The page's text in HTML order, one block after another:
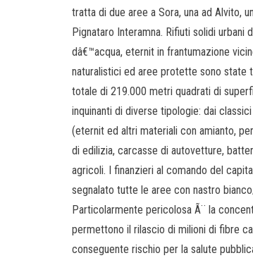
tratta di due aree a Sora, una ad Alvito,
Pignataro Interamna. Rifiuti solidi urbani
dâ€™acqua, eternit in frantumazione
naturalistici ed aree protette sono state
totale di 219.000 metri quadrati di
inquinanti di diverse tipologie: dai
(eternit ed altri materiali con amianto,
di edilizia, carcasse di autovetture,
agricoli. I finanzieri al comando del
segnalato tutte le aree con nastro
Particolarmente pericolosa Ã¨ la
permettono il rilascio di milioni di fibre
conseguente rischio per la salute